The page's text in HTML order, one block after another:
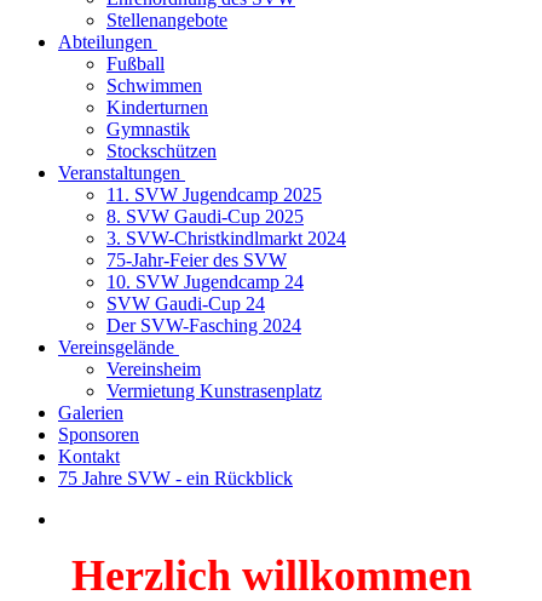
Stellenangebote
Abteilungen
Fußball
Schwimmen
Kinderturnen
Gymnastik
Stockschützen
Veranstaltungen
11. SVW Jugendcamp 2025
8. SVW Gaudi-Cup 2025
3. SVW-Christkindlmarkt 2024
75-Jahr-Feier des SVW
10. SVW Jugendcamp 24
SVW Gaudi-Cup 24
Der SVW-Fasching 2024
Vereinsgelände
Vereinsheim
Vermietung Kunstrasenplatz
Galerien
Sponsoren
Kontakt
75 Jahre SVW - ein Rückblick
Herzlich willkommen